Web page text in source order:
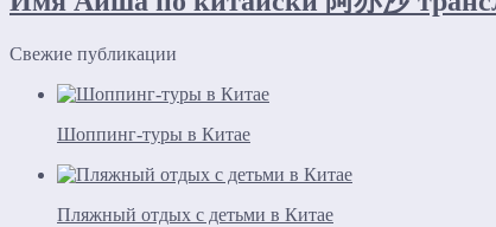
Свежие публикации
Шоппинг-туры в Китае
Пляжный отдых с детьми в Китае